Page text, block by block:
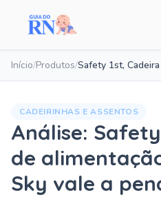
Início/Produtos/
CADEIRINHAS E ASSENTOS
Análise:
de
Sky vale a